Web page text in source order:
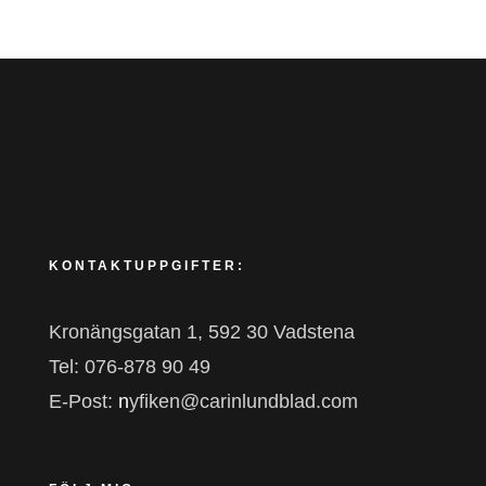
KONTAKTUPPGIFTER:
Kronängsgatan 1, 592 30 Vadstena
Tel: 076-878 90 49
E-Post: nyfiken@carinlundblad.com